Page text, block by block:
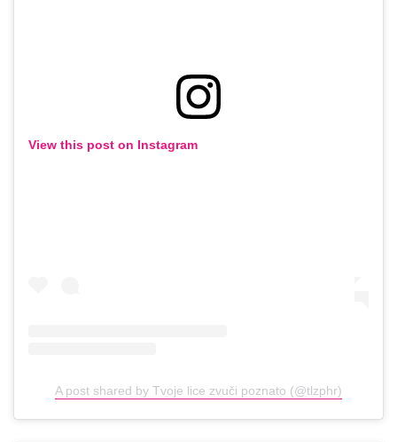
View this post on Instagram
A post shared by Tvoje lice zvuči poznato (@tlzphr)